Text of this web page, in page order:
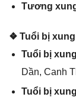
Tươnɡ
❖ Tuổi bị
Tuổi bị
Dần, Canh
Tuổi bị